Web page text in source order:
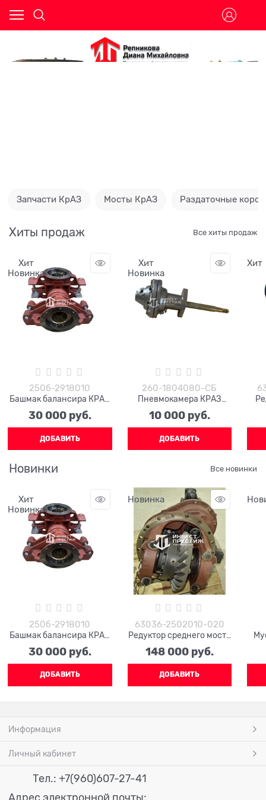
Запчасти КрАЗ Мосты КрАЗ Раздаточные
Хиты продаж Все хиты продаж
Хит
Новинка
250б-2918010
Башмак балансира КРАЗ
250б-2918010
30 000 руб.
ДОБАВИТЬ
Хит
Новинка
260-1804080-СБ
Пневмокамера КРАЗ
260-1804080-СБ
10 000 руб.
ДОБАВИТЬ
Хит
Новинки Все новинки
Хит
Новинка
250б-2918010
Башмак балансира КРАЗ
250б-2918010
30 000 руб.
ДОБАВИТЬ
Новинка
63036-2502010-020
Редуктор среднего моста
МАЗ (11х25) (круг) 63036-
2502010-020
148 000 руб.
ДОБАВИТЬ
Информация
Личный кабинет
Тел.: +7(960)607-27-41
Адрес электронной почты: